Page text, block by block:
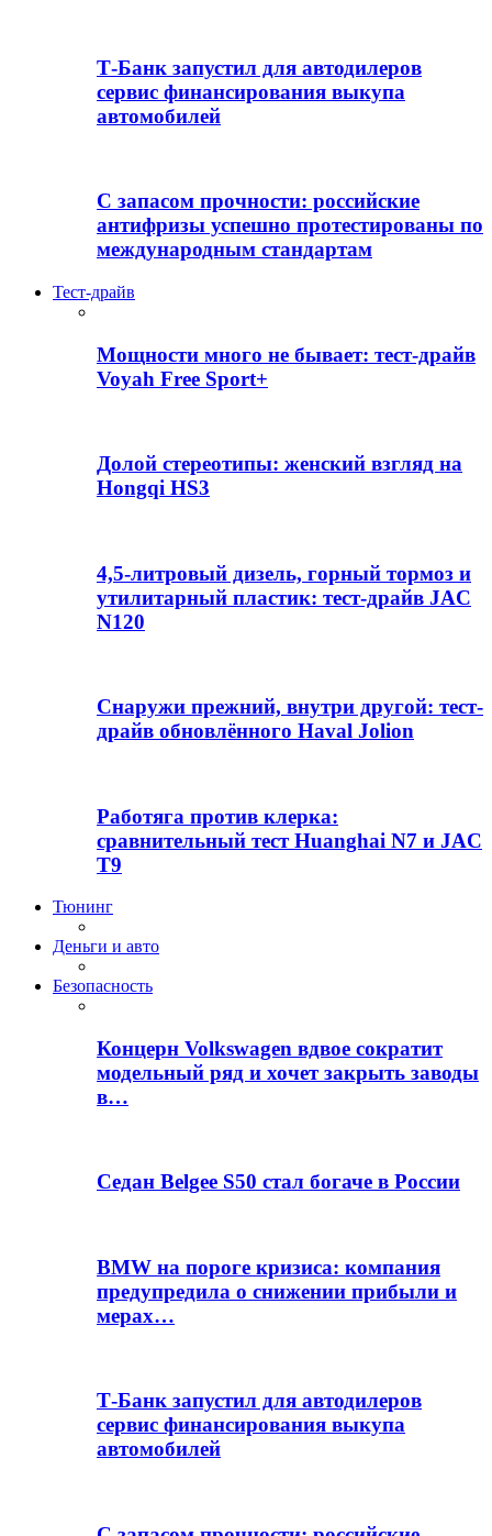
Т-Банк запустил для автодилеров
сервис финансирования выкупа
автомобилей
С запасом прочности: российские
антифризы успешно протестированы по
международным стандартам
Тест-драйв
Мощности много не бывает: тест-драйв
Voyah Free Sport+
Долой стереотипы: женский взгляд на
Hongqi HS3
4,5-литровый дизель, горный тормоз и
утилитарный пластик: тест-драйв JAC
N120
Снаружи прежний, внутри другой: тест-
драйв обновлённого Haval Jolion
Работяга против клерка:
сравнительный тест Huanghai N7 и JAC
T9
Тюнинг
Деньги и авто
Безопасность
Концерн Volkswagen вдвое сократит
модельный ряд и хочет закрыть заводы
в…
Седан Belgee S50 стал богаче в России
BMW на пороге кризиса: компания
предупредила о снижении прибыли и
мерах…
Т-Банк запустил для автодилеров
сервис финансирования выкупа
автомобилей